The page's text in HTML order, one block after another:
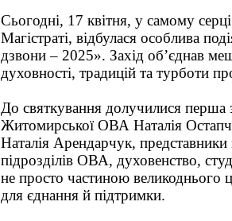
Сьогодні, 17 квітня, у самому
Магістраті, відбулася особлива
дзвони – 2025». Захід об’єднав
духовності, традицій та турботи
До святкування долучилися перша
Житомирської ОВА Наталія
Наталія Арендарчук,
підрозділів ОВА, духовенство,
не просто частиною великоднього
для єднання й підтримки.